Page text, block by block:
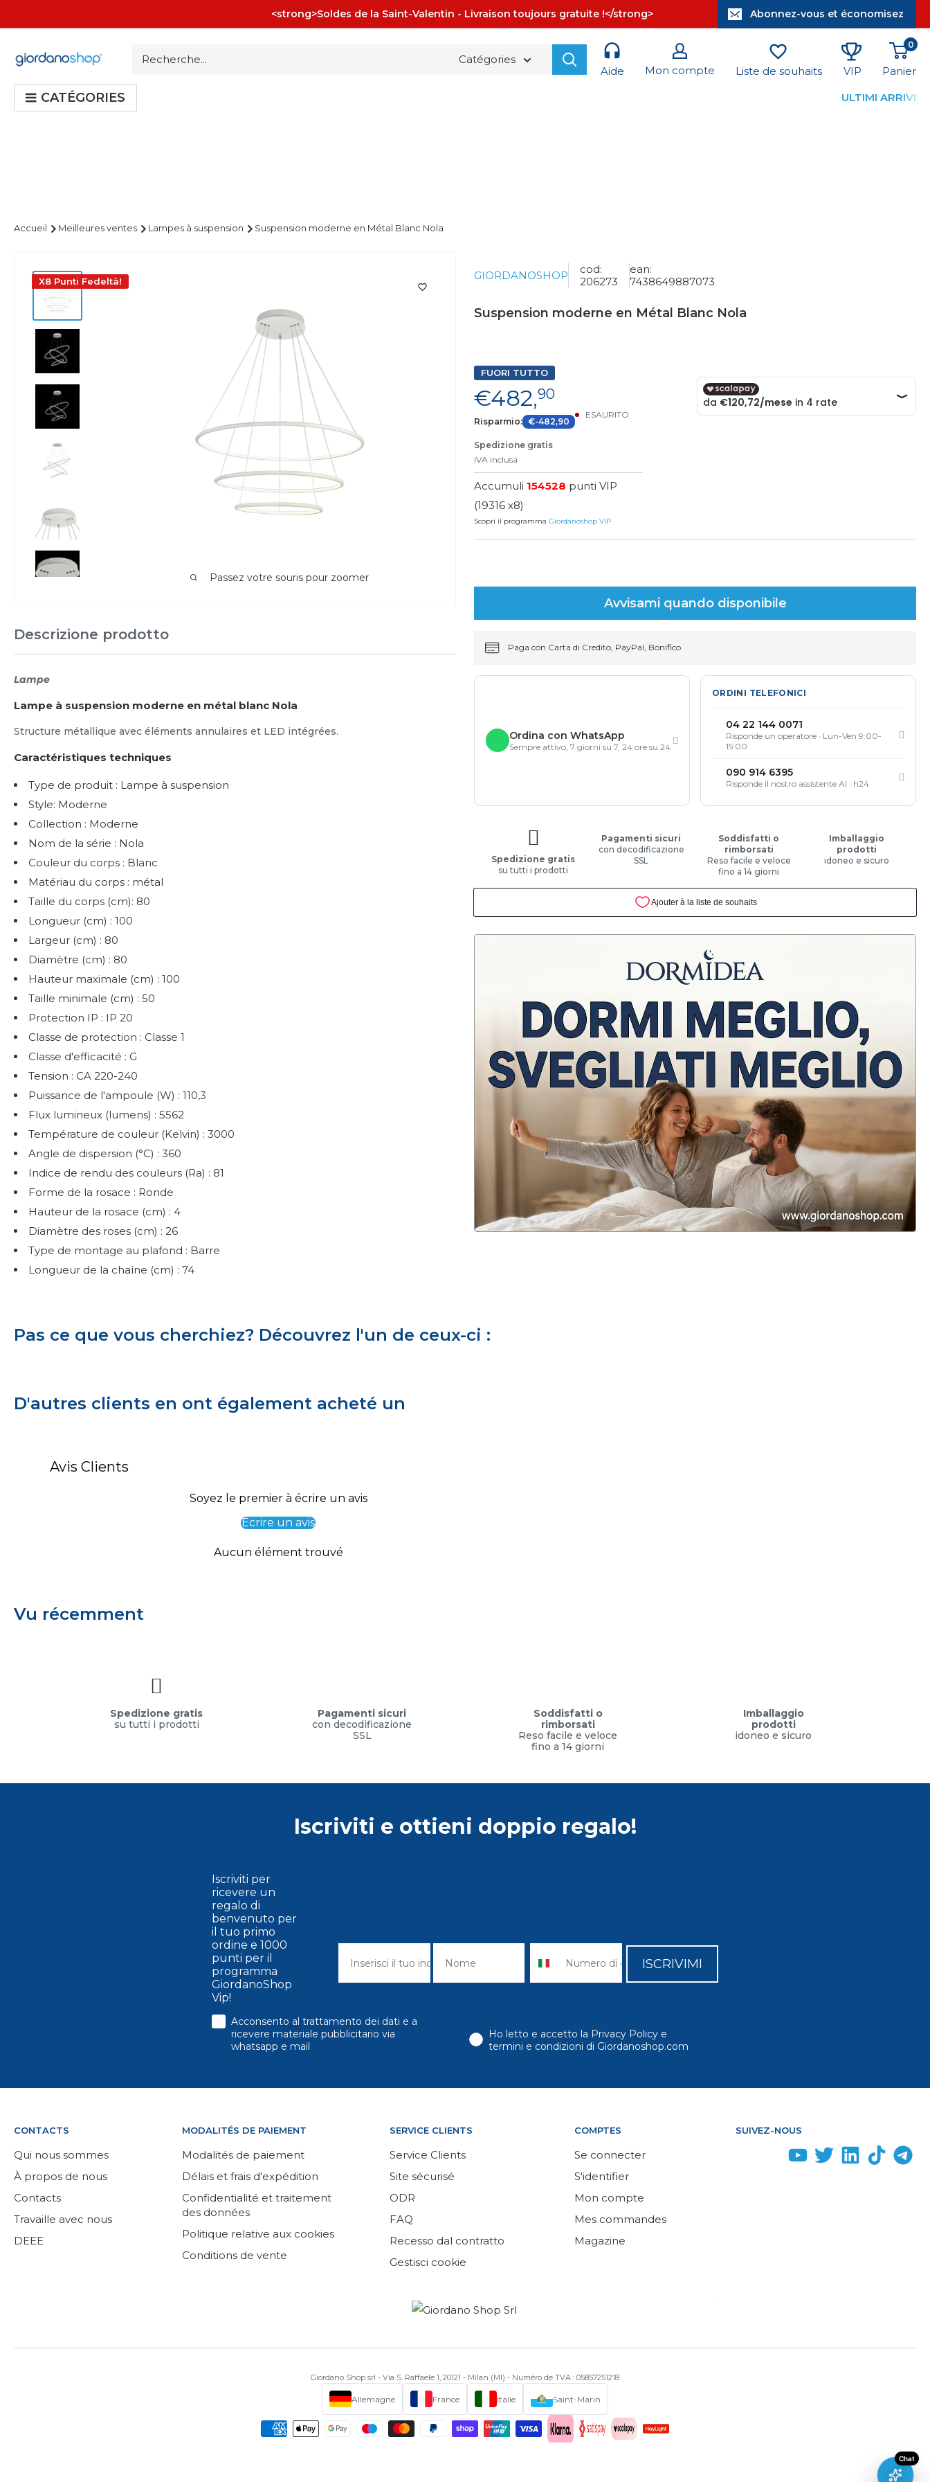
au
<strong>Soldes de la Saint-Valentin - Livraison toujours gratuite !</strong> Abonnez-vous et économisez
Giordano
Catégories
Aide
Mon compte Liste de souhaits VIP
0
Panier
CATÉGORIES ULTIMI ARRIVI
Accueil Meilleures ventes Lampes à suspension Suspension moderne en Métal Blanc Nola
X8 Punti Fedeltà!
Passez votre souris pour zoomer
Descrizione prodotto
Lampe
Lampe à suspension moderne en métal blanc Nola
Structure métallique avec éléments annulaires et LED intégrées.
Caractéristiques techniques
Type de produit : Lampe à suspension
Style: Moderne
Collection : Moderne
Nom de la série : Nola
Couleur du corps : Blanc
Matériau du corps : métal
Taille du corps (cm): 80
Longueur (cm) : 100
Largeur (cm) : 80
Diamètre (cm) : 80
Hauteur maximale (cm) : 100
Taille minimale (cm) : 50
Protection IP : IP 20
Classe de protection : Classe 1
Classe d'efficacité : G
Tension : CA 220-240
Puissance de l'ampoule (W) : 110,3
Flux lumineux (lumens) : 5562
Température de couleur (Kelvin) : 3000
Angle de dispersion (°C) : 360
Indice de rendu des couleurs (Ra) : 81
Forme de la rosace : Ronde
Hauteur de la rosace (cm) : 4
Diamètre des roses (cm) : 26
Type de montage au plafond : Barre
Longueur de la chaîne (cm) : 74
GIORDANOSHOP
cod:
206273
ean:
7438649887073
Suspension moderne en Métal Blanc Nola
FUORI TUTTO
€482,90
Risparmio: €-482,90
ESAURITO
Spedizione gratis
IVA inclusa
Accumuli 154528 punti VIP
(19316 x8)
Scopri il programmaGiordanoshop VIP
Avvisami quando disponibile
Paga con Carta di Credito, PayPal, Bonifico
Ordina con WhatsApp
Sempre attivo, 7 giorni su 7, 24 ore su 24
ORDINI TELEFONICI
04 22 144 0071
Risponde un operatore · Lun-Ven 9:00-
15:00
090 914 6395
Risponde il nostro assistente AI · h24
Spedizione gratis
su tutti i prodotti
Pagamenti sicuri
con decodificazione
SSL
Soddisfatti o
rimborsati
Reso facile e veloce
fino a 14 giorni
Imballaggio
prodotti
idoneo e sicuro
Pas ce que vous cherchiez? Découvrez l'un de ceux-ci :
D'autres clients en ont également acheté un
Avis Clients
Soyez le premier à écrire un avis
Écrire un avis
Aucun élément trouvé
Vu récemment
Spedizione gratis
su tutti i prodotti
Pagamenti sicuri
con decodificazione
SSL
Soddisfatti o
rimborsati
Reso facile e veloce
fino a 14 giorni
Imballaggio
prodotti
idoneo e sicuro
Iscriviti e ottieni doppio regalo!
Iscriviti per
ricevere un
regalo di
benvenuto per
il tuo primo
ordine e 1000
punti per il
programma
GiordanoShop
Vip!
ISCRIVIMI
consenso
Acconsento al trattamento dei dati e a
ricevere materiale pubblicitario via
whatsapp e mail
Ho letto e accetto la Privacy Policy e
termini e condizioni di Giordanoshop.com
CONTACTS
Qui nous sommes
À propos de nous
Contacts
Travaille avec nous
DEEE
MODALITÉS DE PAIEMENT
Modalités de paiement
Délais et frais d'expédition
Confidentialité et traitement
des données
Politique relative aux cookies
Conditions de vente
SERVICE CLIENTS
Service Clients
Site sécurisé
ODR
FAQ
Recesso dal contratto
Gestisci cookie
COMPTES
Se connecter
S'identifier
Mon compte
Mes commandes
Magazine
SUIVEZ-NOUS
Giordano Shop srl - Via S. Raffaele 1, 20121 - Milan (MI) - Numéro de TVA : 05857251218
Allemagne France Italie Saint-Marin